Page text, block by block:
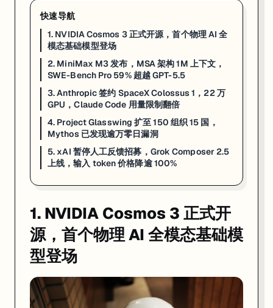
: NVIDIA 于 GTC Taipei 发布 Cosmos 3，全球首个开源物理
物理 AI 时代的基础设施迎来里程碑。6 月 1 日，黄仁勋在 GTC
对机器人和自动驾驶行业而言，Cosmos 3 的核心价值在于合成数据
对开发者和研究者而言，Cosmos 3 的开源意味着零门槛进入物理 AI
NVIDIA Newsroom·Hugging Face Blog ·HPCwire AIwire
2. MiniMax M3 发布，MSA 架构 1M 上下文
快速导航
1. NVIDIA Cosmos 3 正式开源，首个物理 AI 全
模态基础模型登场
2. MiniMax M3 发布，MSA 架构 1M 上下文，
SWE-Bench Pro 59% 超越 GPT-5.5
3. Anthropic 签约 SpaceX Colossus 1，22 万
GPU，Claude Code 用量限制翻倍
4. Project Glasswing 扩至 150 组织 15 国，
Mythos 已发现逾万零日漏洞
5. xAI 暂停人工反馈招募，Grok Composer 2.5
上线，输入 token 价格降逾 100%
1. NVIDIA Cosmos 3 正式开
源，首个物理 AI 全模态基础模
型登场